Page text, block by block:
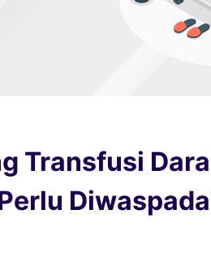
Transfusi